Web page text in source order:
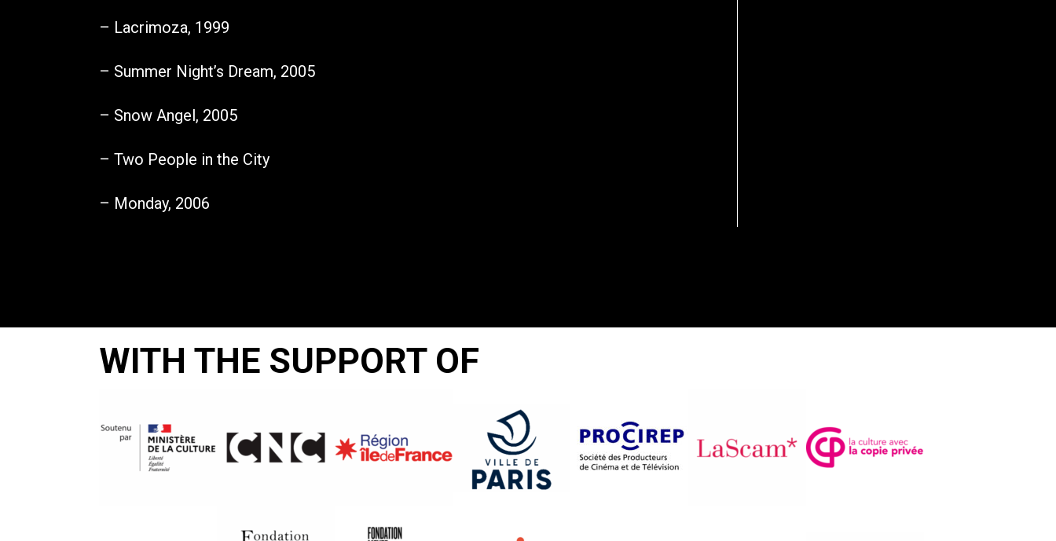
– Lacrimoza, 1999
– Summer Night’s Dream, 2005
– Snow Angel, 2005
– Two People in the City
– Monday, 2006
WITH THE SUPPORT OF